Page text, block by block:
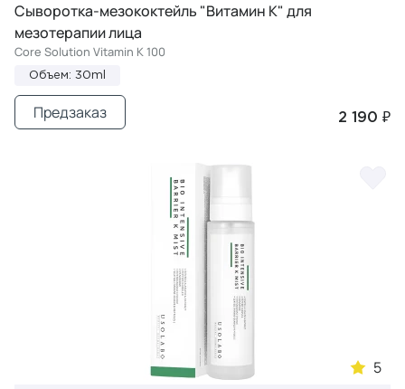
Сыворотка-мезококтейль "Витамин К" для
мезотерапии лица
Core Solution Vitamin K 100
Объем: 30ml
2 190 ₽
Предзаказ
5